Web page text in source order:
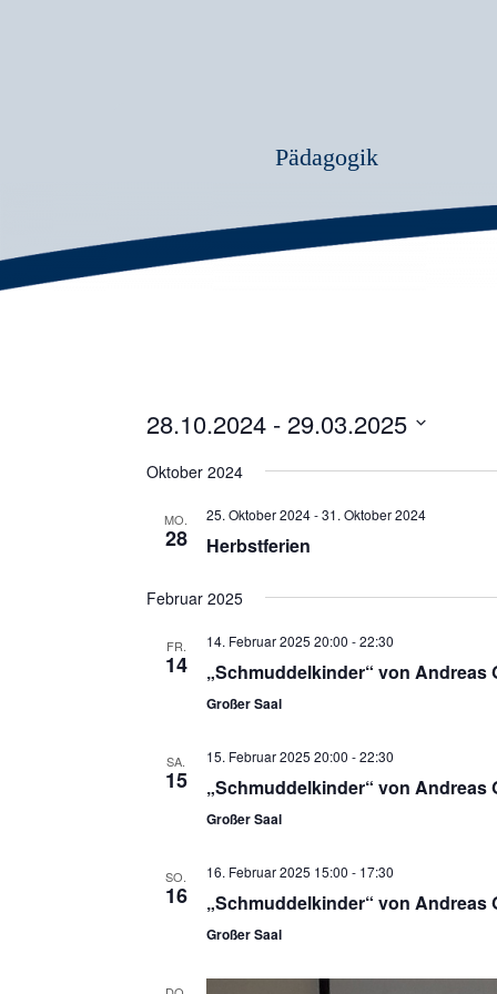
Pädagogik
28.10.2024 - 29.03.2025
Oktober 2024
MO.
28
25. Oktober 2024-31. Oktober 2024
Herbstferien
Februar 2025
FR.
14
14. Februar 2025 20:00 -22:30
„Schmuddelkinder“ von Andreas
Großer Saal
SA.
15
15. Februar 2025 20:00 -22:30
„Schmuddelkinder“ von Andreas
Großer Saal
SO.
16
16. Februar 2025 15:00 - 17:30
„Schmuddelkinder“ von Andreas
Großer Saal